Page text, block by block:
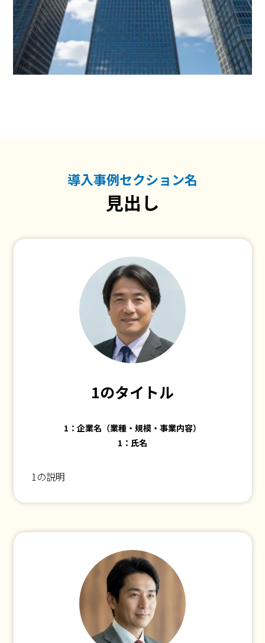
導入事例セクション名
見出し
1のタイトル
1：企業名（業種・規模・事業内容）
1：氏名
1の説明